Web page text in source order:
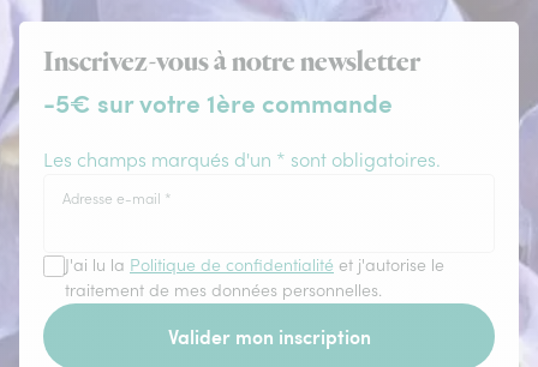
Inscrivez-vous à notre newsletter
-5€ sur votre 1ère commande
Les champs marqués d'un * sont obligatoires.
Adresse e-mail *
J'ai lu la Politique de confidentialité et j'autorise le
traitement de mes données personnelles.
Valider mon inscription